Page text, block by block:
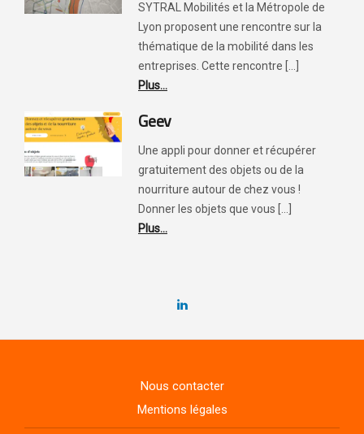
SYTRAL Mobilités et la Métropole de
Lyon proposent une rencontre sur la
thématique de la mobilité dans les
entreprises. Cette rencontre [...]
Plus...
Geev
Une appli pour donner et récupérer
gratuitement des objets ou de la
nourriture autour de chez vous !
Donner les objets que vous [...]
Plus...
Nous contacter
Mentions légales